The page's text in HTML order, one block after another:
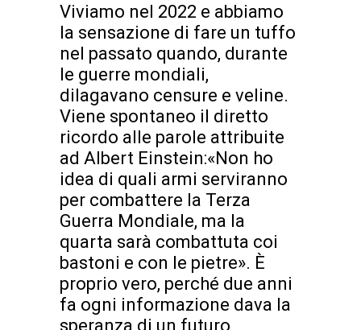
Viviamo nel 2022 e abbiamo
la sensazione di fare un tuffo
nel passato quando, durante
le guerre mondiali,
dilagavano censure e veline.
Viene spontaneo il diretto
ricordo alle parole attribuite
ad Albert Einstein:«Non ho
idea di quali armi serviranno
per combattere la Terza
Guerra Mondiale, ma la
quarta sarà combattuta coi
bastoni e con le pietre». È
proprio vero, perché due anni
fa ogni informazione dava la
speranza di un futuro